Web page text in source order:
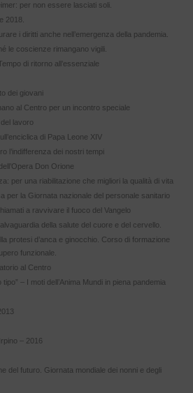
per non essere lasciati soli.
2018.
i diritti anche nell’emergenza della pandemia.
le coscienze rimangano vigili.
di ritorno all’essenziale
dei giovani
al Centro per un incontro speciale
lavoro
di Papa Leone XIV
l’indifferenza dei nostri tempi
Don Orione
per una riabilitazione che migliori la qualità di vita
per la Giornata nazionale del personale sanitario
a ravvivare il fuoco del Vangelo
della salute del cuore e del cervello.
protesi d’anca e ginocchio. Corso di formazione
funzionale.
al Centro
– I moti dell’Anima Mundi in piena pandemia
– 2016
del futuro. Giornata mondiale dei nonni e degli